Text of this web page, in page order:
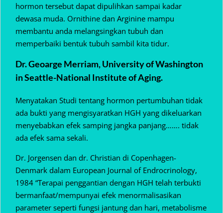
hormon tersebut dapat dipulihkan sampai kadar
dewasa muda. Ornithine dan Arginine mampu
membantu anda melangsingkan tubuh dan
memperbaiki bentuk tubuh sambil kita tidur.
Dr. Geoarge Merriam, University of Washington
in Seattle-National Institute of Aging.
Menyatakan Studi tentang hormon pertumbuhan tidak
ada bukti yang mengisyaratkan HGH yang dikeluarkan
menyebabkan efek samping jangka panjang……. tidak
ada efek sama sekali.
Dr. Jorgensen dan dr. Christian di Copenhagen-
Denmark dalam European Journal of Endrocrinology,
1984 “Terapai penggantian dengan HGH telah terbukti
bermanfaat/mempunyai efek menormalisasikan
parameter seperti fungsi jantung dan hari, metabolisme